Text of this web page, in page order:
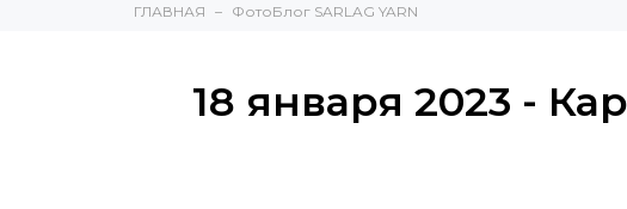
ГЛАВНАЯ ФотоБлог SARLAG YARN
18 января 2023 -